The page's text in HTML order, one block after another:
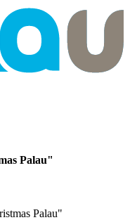
Palau"
Palau"